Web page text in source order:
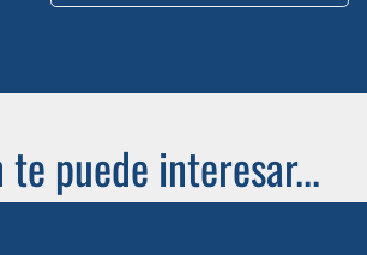
te puede interesar...